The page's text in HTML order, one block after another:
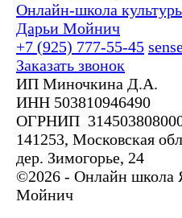
Онлайн-школа
Дарьи Мойнич
+7 (925) 777-55-45
Заказать звонок
ИП Миночкина Д.А.
ИНН 503810946490
ОГРНИП
141253, Московская
дер. Зимогорье, 24
©2026 - Онлайн школа
Мойнич